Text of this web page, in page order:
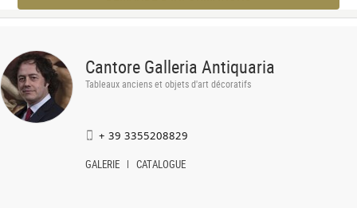
Cantore Galleria Antiquaria
Tableaux anciens et objets d'art décoratifs
+ 39 3355208829
GALERIE CATALOGUE